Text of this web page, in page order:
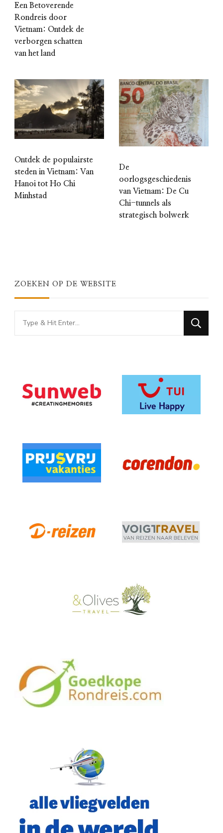
Een Betoverende
Rondreis door
Vietnam: Ontdek de
verborgen schatten
van het land
Ontdek de populairste
steden in Vietnam: Van
Hanoi tot Ho Chi
Minhstad
De
oorlogsgeschiedenis
van Vietnam: De Cu
Chi-tunnels als
strategisch bolwerk
ZOEKEN OP DE WEBSITE
Looking
for